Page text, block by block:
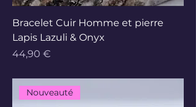
Bracelet Cuir Homme et pierre
Lapis Lazuli & Onyx
Prix
44,90 €
Nouveauté